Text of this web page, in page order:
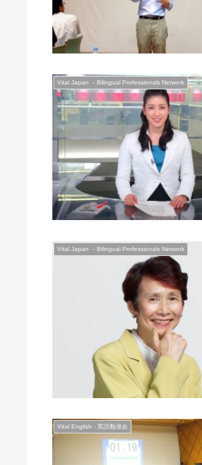
Vital Japan －Bilingual Professionals Network
Vital Japan －Bilingual Professionals Network
Vital English - 英語勉強会